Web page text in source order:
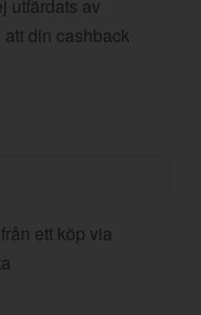
utfärdats av
din cashback
ett köp via